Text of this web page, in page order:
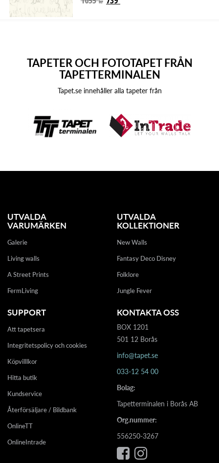
TAPETER OCH FOTOTAPET FRÅN
TAPETTERMINALEN
Tapet.se innehåller alla tapeter från
UTVALDA
VARUMÄRKEN
Galerie
Living walls
A Street Prints
FermLiving
UTVALDA
KOLLEKTIONER
New Walls
Fantasy Deco Disney
Folklore
Jungle Fever
SUPPORT
Att tapetsera
Integritetspolicy och cookies
Köpvilllkor
Hitta butik
Kundservice
Återförsäljare / Bildbank
OnlineTT
OnlineIntrade
KONTAKTA OSS
BOX 1201
501 12 Borås
info@tapet.se
033-12 54 00
Bolag:
Tapetterminalen i Borås AB
Org.nummer:
556250-3267